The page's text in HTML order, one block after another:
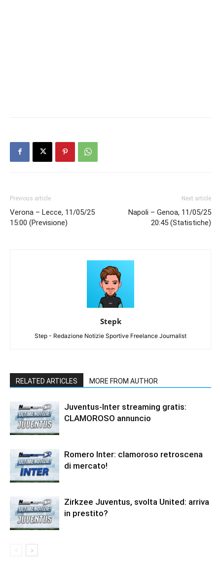
Previous article
Verona – Lecce, 11/05/25
15:00 (Previsione)
Next article
Napoli – Genoa, 11/05/25
20:45 (Statistiche)
Stepk
Step - Redazione Notizie Sportive Freelance Journalist
RELATED ARTICLES MORE FROM AUTHOR
Juventus-Inter streaming gratis:
CLAMOROSO annuncio
Romero Inter: clamoroso retroscena
di mercato!
Zirkzee Juventus, svolta United: arriva
in prestito?